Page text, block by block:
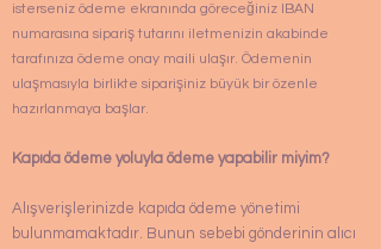
isterseniz ödeme ekranında göreceğiniz IBAN
numarasına sipariş tutarını iletmenizin akabinde
tarafınıza ödeme onay maili ulaşır. Ödemenin
ulaşmasıyla birlikte siparişiniz büyük bir özenle
hazırlanmaya başlar.
Kapıda ödeme yoluyla ödeme yapabilir miyim?
Alışverişlerinizde kapıda ödeme yönetimi
bulunmamaktadır. Bunun sebebi gönderinin alıcı